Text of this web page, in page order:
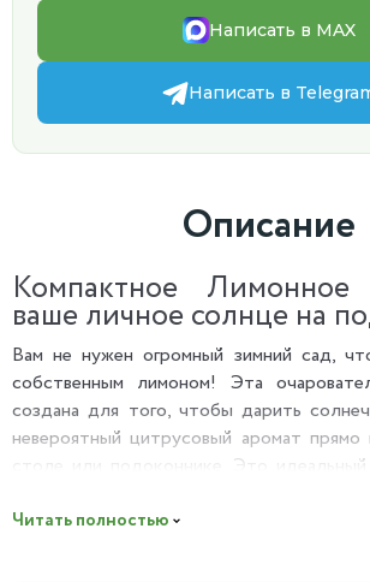
Написать в MAX
Написать в
Описание
Компактное
ваше личное солнце на
Вам не нужен огромный зимний сад,
собственным лимоном! Эта
создана для того, чтобы дарить
невероятный цитрусовый аромат
столе или подоконнике. Это идеальный
Почему вы полюбите это Лимонное
Читать полностью